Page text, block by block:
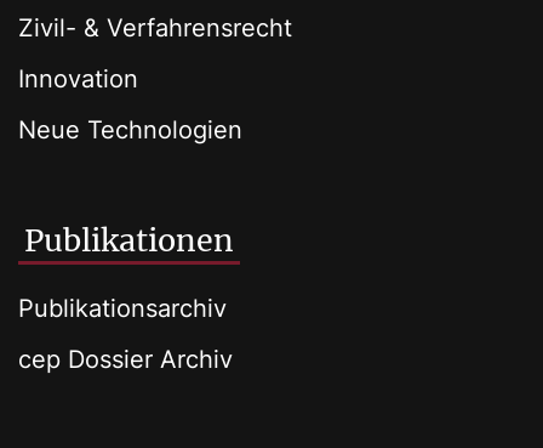
Zivil- & Verfahrensrecht
Innovation
Neue Technologien
Publikationen
Publikationsarchiv
cep Dossier Archiv